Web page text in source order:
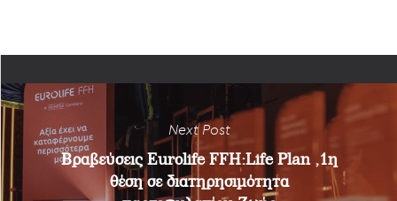
Next Post
Βραβεύσεις Eurolife FFH:Life Plan ,1η
θέση σε διατηρησιμότητα